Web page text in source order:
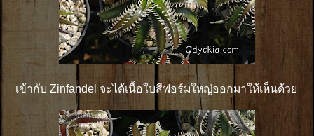
เข้ากับ Zinfandel จะได้เนื้อใบสีฟอร์มใหญ่ออกมาให้เห็นด้วย